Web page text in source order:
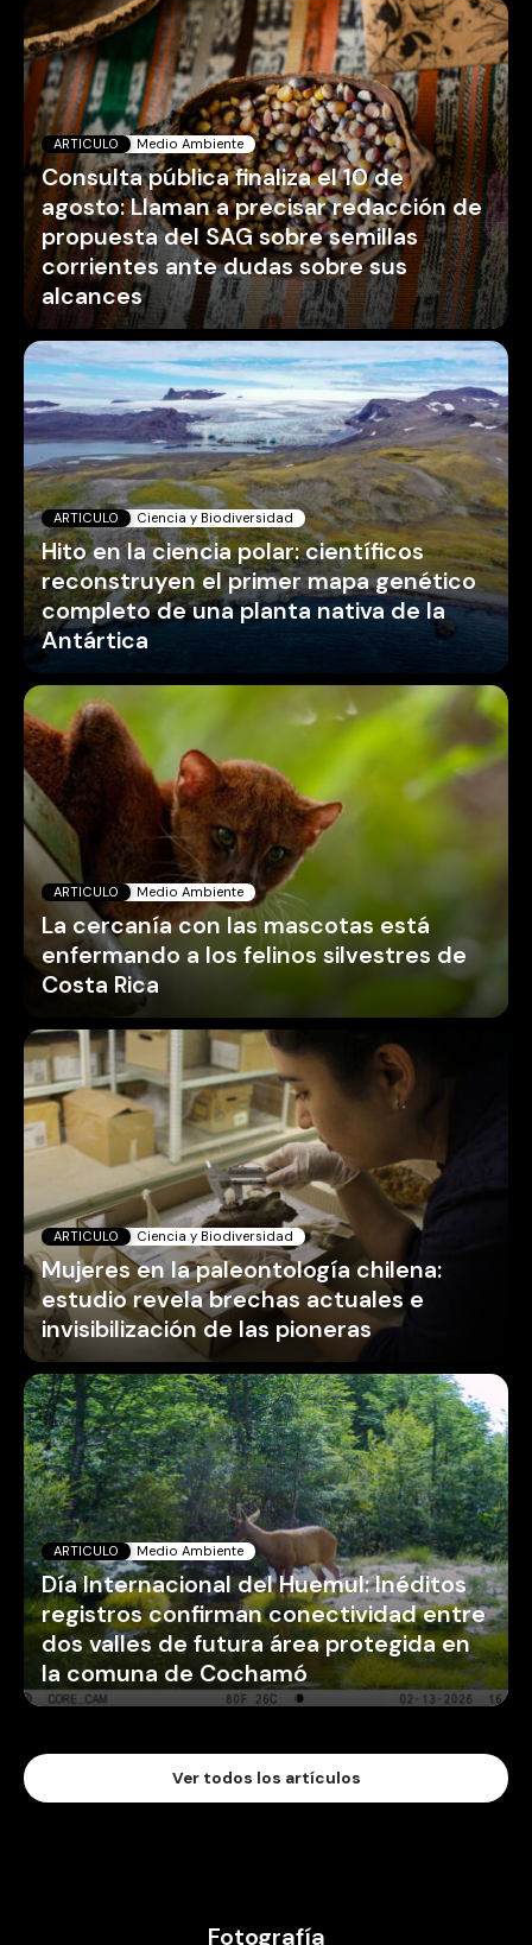
Consulta pública finaliza el 10 de
agosto: Llaman a precisar redacción de
propuesta del SAG sobre semillas
corrientes ante dudas sobre sus
alcances
ARTICULO Ciencia y Biodiversidad
Hito en la ciencia polar: científicos
reconstruyen el primer mapa genético
completo de una planta nativa de la
Antártica
ARTICULO
La cercanía con las mascotas está
enfermando a los felinos silvestres de
Costa Rica
ARTICULO Ciencia y Biodiversidad
Mujeres en la paleontología chilena:
estudio revela brechas actuales e
invisibilización de las pioneras
ARTICULO Medio Ambiente
Día Internacional del Huemul: Inéditos
registros confirman conectividad entre
dos valles de futura área protegida en
la comuna de Cochamó
Ver todos los artículos
Fotografía